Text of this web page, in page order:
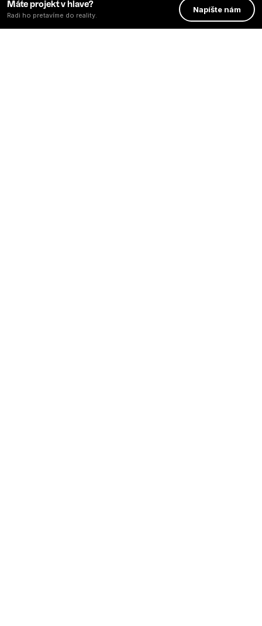
Máte projekt v hlave?
Radi ho pretavíme do reality.
Napíšte nám